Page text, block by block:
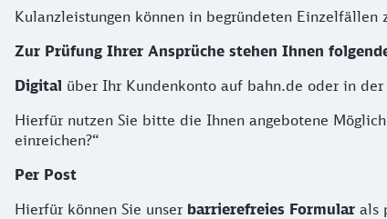
Kulanzleistungen können in begründeten Einzelfällen
Zur Prüfung Ihrer Ansprüche stehen Ihnen
Digital über Ihr Kundenkonto auf bahn.de oder in
Hierfür nutzen Sie bitte die Ihnen angebotene
einreichen?“
Per Post
Hierfür können Sie unser barrierefreies Formular als